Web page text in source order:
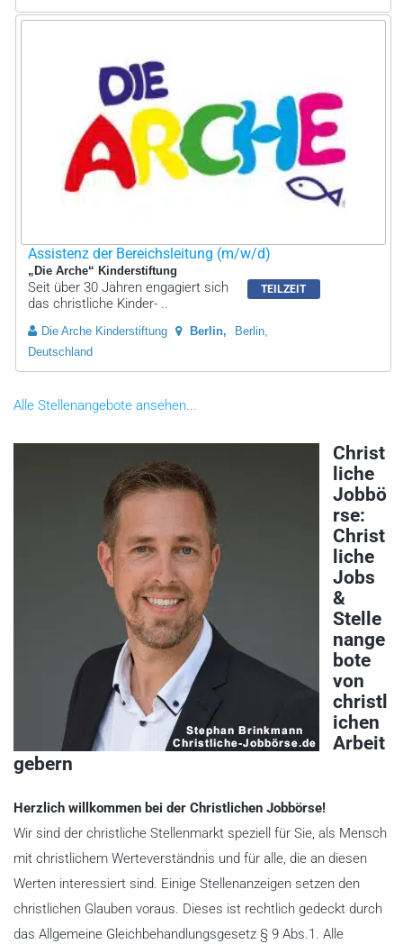
Assistenz der Bereichsleitung (m/w/d)
„Die Arche“ Kinderstiftung
TEILZEIT
Seit über 30 Jahren engagiert sich
das christliche Kinder- ..
Die Arche Kinderstiftung Berlin
Berlin,
Deutschland
Alle Stellenangebote ansehen...
Christ
liche
Jobbö
rse:
Christ
liche
Jobs
&
Stelle
nange
bote
von
christl
ichen
Arbeit
gebern
Herzlich willkommen bei der Christlichen Jobbörse!
Wir sind der christliche Stellenmarkt speziell für Sie, als Mensch
mit christlichem Werteverständnis und für alle, die an diesen
Werten interessiert sind. Einige Stellenanzeigen setzen den
christlichen Glauben voraus. Dieses ist rechtlich gedeckt durch
das Allgemeine Gleichbehandlungsgesetz § 9 Abs.1. Alle